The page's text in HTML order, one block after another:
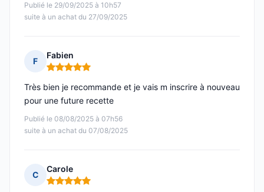
Publié le 29/09/2025 à 10h57
suite à un achat du 27/09/2025
F
Fabien
Note : 5 sur 5
Publié le 08/08/2025 à 07h56
suite à un achat du 07/08/2025
Très bien je recommande et je vais m inscrire à nouveau
pour une future recette
C
Carole
Note : 5 sur 5